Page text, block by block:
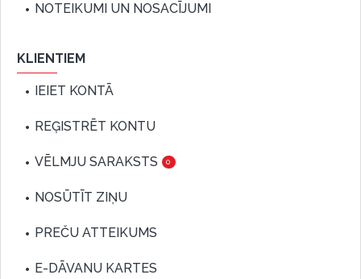
NOTEIKUMI UN NOSACĪJUMI
KLIENTIEM
IEIET KONTĀ
REĢISTRĒT KONTU
VĒLMJU SARAKSTS 0
NOSŪTĪT ZIŅU
PREČU ATTEIKUMS
E-DĀVANU KARTES